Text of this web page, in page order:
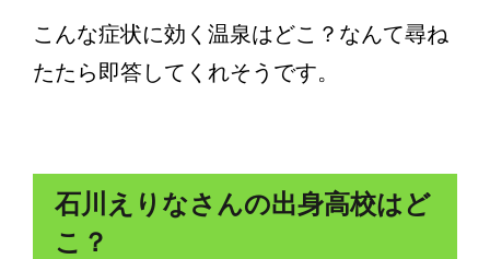
こんな症状に効く温泉はどこ？なんて尋ね
たたら即答してくれそうです。
石川えりなさんの出身高校はど
こ？